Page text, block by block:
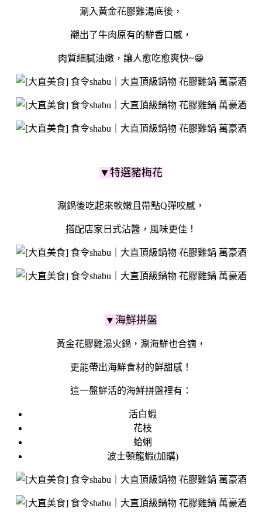
涮入黃金花膠雞湯底後，
襯出了牛肉原有的鮮香口感，
肉質細膩油嫩，讓人愈吃愈爽快~😁
▼特選豬梅花
涮鍋後吃起來軟嫩且帶點Q彈咬感，
搭配店家日式沾醬，風味更佳！
▼海鮮拼盤
黃金花膠雞湯火鍋，涮海鮮也合適，
更能帶出海鮮食材的鮮甜感！
這一盤鮮活的海鮮拼盤裡有：
活白蝦
花枝
蛤蜊
波士頓龍蝦(加購)